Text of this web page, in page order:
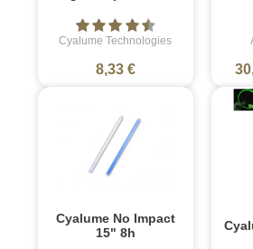
Cyalume Technologies
8,33 €
Cyalume No Impact
15" 8h